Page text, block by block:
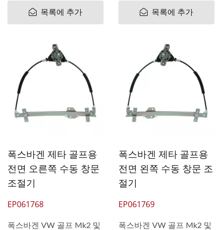
목록에 추가 목록에 추가
폭스바겐 제타 골프용
전면 오른쪽 수동 창문
조절기
EP061768
폭스바겐 VW 골프 Mk2 및
폭스바겐 제타 골프용
전면 왼쪽 수동 창문 조
절기
EP061769
폭스바겐 VW 골프 Mk2 및